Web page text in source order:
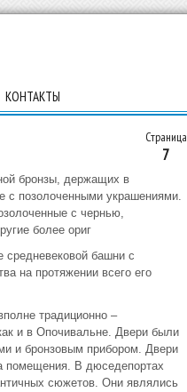
КОНТАКТЫ
Страница
7
бронзы, держащих в
с позолоченными украшениями.
с чернью,
более ориг
башни с
на протяжении всего его
традиционно –
и в Опочивальне. Двери были
и бронзовым прибором. Двери
помещения. В дюседепортах
сюжетов. Они являлись